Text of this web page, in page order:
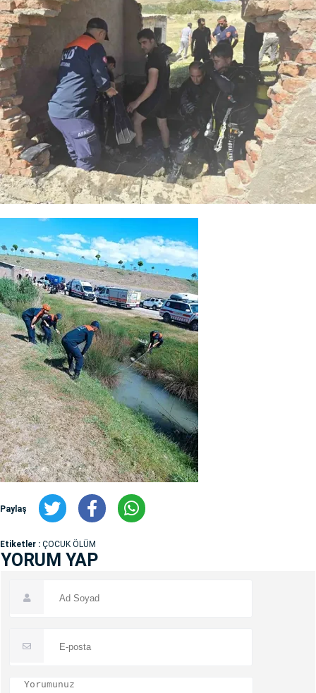
Paylaş
Etiketler : ÇOCUK ÖLÜM
YORUM YAP